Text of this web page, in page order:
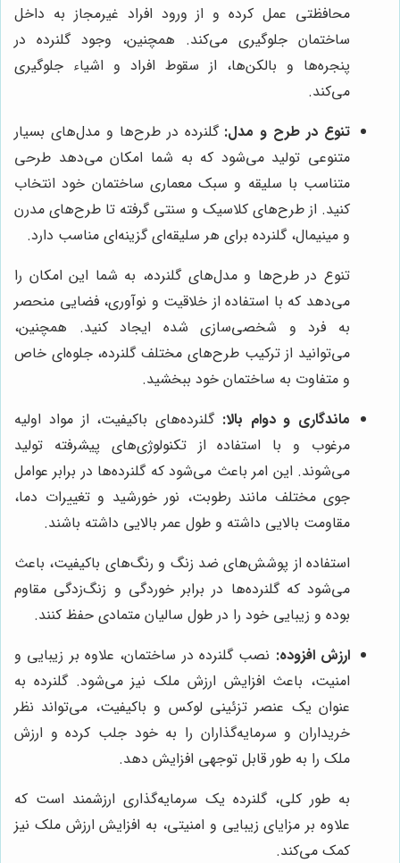
محافظتی عمل کرده و از ورود افراد غیرمجاز به داخل
ساختمان جلوگیری می‌کند. همچنین، وجود گلنرده در
پنجره‌ها و بالکن‌ها، از سقوط افراد و اشیاء جلوگیری
می‌کند.
تنوع در طرح و مدل: گلنرده در طرح‌ها و مدل‌های بسیار
متنوعی تولید می‌شود که به شما امکان می‌دهد طرحی
متناسب با سلیقه و سبک معماری ساختمان خود انتخاب
کنید. از طرح‌های کلاسیک و سنتی گرفته تا طرح‌های مدرن
و مینیمال، گلنرده برای هر سلیقه‌ای گزینه‌ای مناسب دارد.
تنوع در طرح‌ها و مدل‌های گلنرده، به شما این امکان را
می‌دهد که با استفاده از خلاقیت و نوآوری، فضایی منحصر
به فرد و شخصی‌سازی شده ایجاد کنید. همچنین،
می‌توانید از ترکیب طرح‌های مختلف گلنرده، جلوه‌ای خاص
و متفاوت به ساختمان خود ببخشید.
ماندگاری و دوام بالا: گلنرده‌های باکیفیت، از مواد اولیه
مرغوب و با استفاده از تکنولوژی‌های پیشرفته تولید
می‌شوند. این امر باعث می‌شود که گلنرده‌ها در برابر عوامل
جوی مختلف مانند رطوبت، نور خورشید و تغییرات دما،
مقاومت بالایی داشته و طول عمر بالایی داشته باشند.
استفاده از پوشش‌های ضد زنگ و رنگ‌های باکیفیت، باعث
می‌شود که گلنرده‌ها در برابر خوردگی و زنگ‌زدگی مقاوم
بوده و زیبایی خود را در طول سالیان متمادی حفظ کنند.
ارزش افزوده: نصب گلنرده در ساختمان، علاوه بر زیبایی و
امنیت، باعث افزایش ارزش ملک نیز می‌شود. گلنرده به
عنوان یک عنصر تزئینی لوکس و باکیفیت، می‌تواند نظر
خریداران و سرمایه‌گذاران را به خود جلب کرده و ارزش
ملک را به طور قابل توجهی افزایش دهد.
به طور کلی، گلنرده یک سرمایه‌گذاری ارزشمند است که
علاوه بر مزایای زیبایی و امنیتی، به افزایش ارزش ملک نیز
کمک می‌کند.